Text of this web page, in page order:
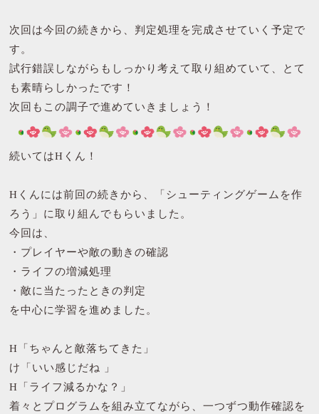
次回は今回の続きから、判定処理を完成させていく予定で
す。
試行錯誤しながらもしっかり考えて取り組めていて、とて
も素晴らしかったです！
次回もこの調子で進めていきましょう！
続いてはHくん！
Hくんには前回の続きから、「シューティングゲームを作
ろう」に取り組んでもらいました。
今回は、
・プレイヤーや敵の動きの確認
・ライフの増減処理
・敵に当たったときの判定
を中心に学習を進めました。
H「ちゃんと敵落ちてきた」
け「いい感じだね 」
H「ライフ減るかな？」
着々とプログラムを組み立てながら、一つずつ動作確認を